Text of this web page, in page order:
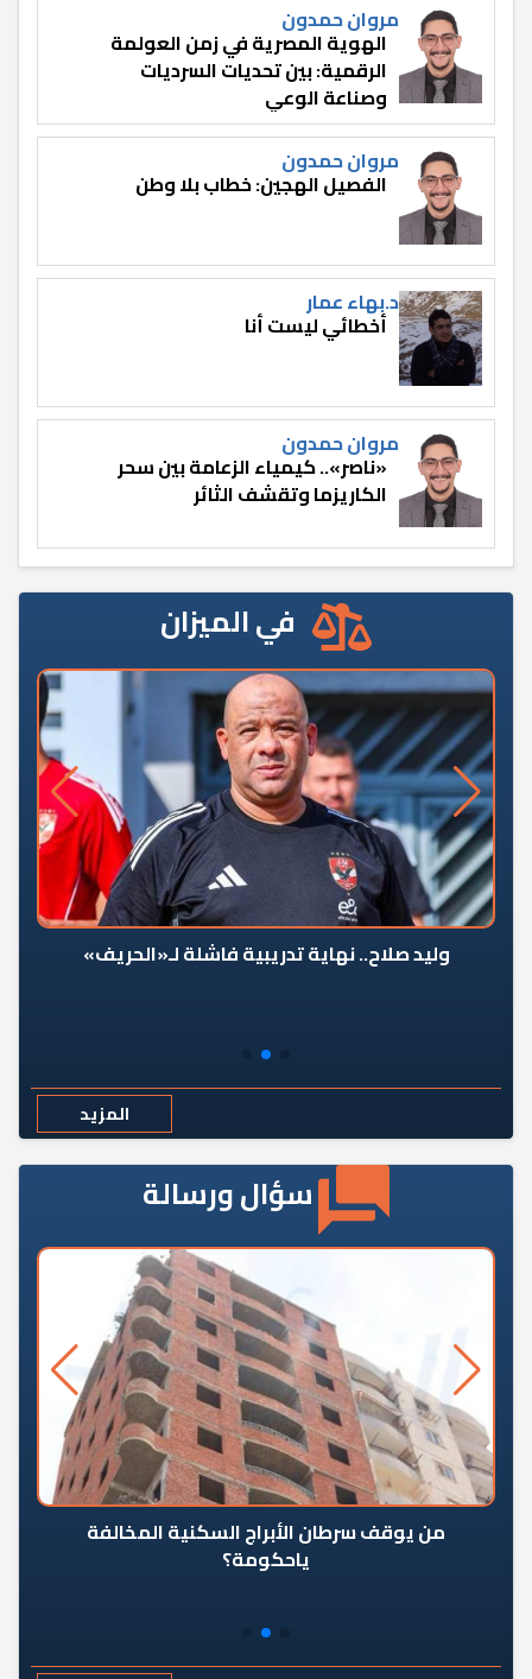
مروان حمدون
الهوية المصرية في زمن العولمة
الرقمية: بين تحديات السرديات
وصناعة الوعي
مروان حمدون
الفصيل الهجين: خطاب بلا وطن
د.بهاء عمار
أخطائي ليست أنا
مروان حمدون
«ناصر».. كيمياء الزعامة بين سحر
الكاريزما وتقشف الثائر
في الميزان
وليد صلاح.. نهاية تدريبية فاشلة لـ«الحريف»
المزيد
سؤال ورسالة
من يوقف سرطان الأبراج السكنية المخالفة
ياحكومة؟